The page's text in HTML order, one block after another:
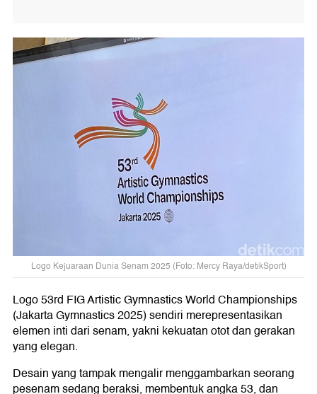
Logo Kejuaraan Dunia Senam 2025 (Foto: Mercy Raya/detikSport)
Logo 53rd FIG Artistic Gymnastics World Championships
(Jakarta Gymnastics 2025) sendiri merepresentasikan
elemen inti dari senam, yakni kekuatan otot dan gerakan
yang elegan.
Desain yang tampak mengalir menggambarkan seorang
pesenam sedang beraksi, membentuk angka 53, dan